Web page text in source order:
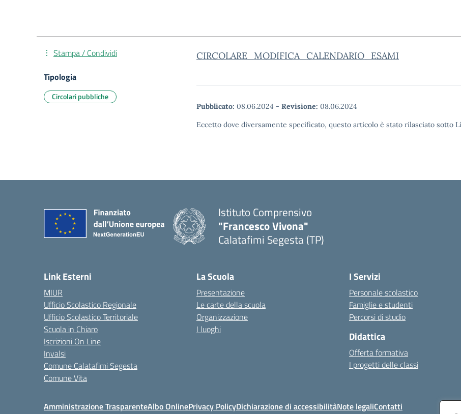
CIRCOLARE_MODIFICA_CALENDARIO_ESAMI
Pubblicato: 08.06.2024 - Revisione: 08.06.2024
Eccetto dove diversamente specificato, questo articolo è stato rilasciato sotto
Stampa / Condividi
Tipologia
Circolari pubbliche
Istituto Comprensivo
"Francesco Vivona"
Calatafimi Segesta (TP)
Link Esterni
MIUR
Ufficio Scolastico Regionale
Ufficio Scolastico Territoriale
Scuola in Chiaro
Iscrizioni On Line
Invalsi
Comune Calatafimi Segesta
Comune Vita
La Scuola
Presentazione
Le carte della scuola
Organizzazione
I luoghi
I Servizi
Personale scolastico
Famiglie e studenti
Percorsi di studio
Didattica
Offerta formativa
I progetti delle classi
Amministrazione TrasparenteAlbo OnlinePrivacy PolicyDichiarazione di accessibilitàNote legaliContatti